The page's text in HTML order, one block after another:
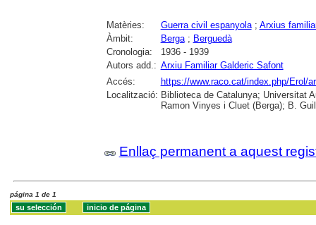
Matèries: Guerra civil espanyola; Arxius
Àmbit:
Berga; Berguedà
Cronologia:
1936 - 1939
Autors add.: Arxiu Familiar Galderic Safont
Accés:
https://www.raco.cat/index.php/Erol/
Localització: Biblioteca de Catalunya; Universitat
Ramon Vinyes i Cluet (Berga); B.
Enllaç permanent a aquest
página 1 de 1